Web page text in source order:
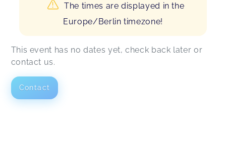
The times are displayed in the
Europe/Berlin timezone!
This event has no dates yet, check back later or
contact us.
Contact